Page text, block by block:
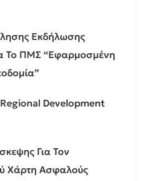
Εκδήλωσης
Το ΠΜΣ “Εφαρμοσμένη
Development
Για Τον
Χάρτη Ασφαλούς